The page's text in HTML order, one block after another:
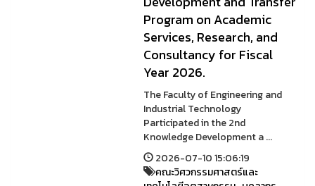
Program on Academic
Services, Research, and
Consultancy for Fiscal
Year 2026.
The Faculty of Engineering and
Industrial Technology
Participated in the 2nd
Knowledge Development a ...
2026-07-10 15:06:19
คณะวิศวกรรมศาสตร์และ